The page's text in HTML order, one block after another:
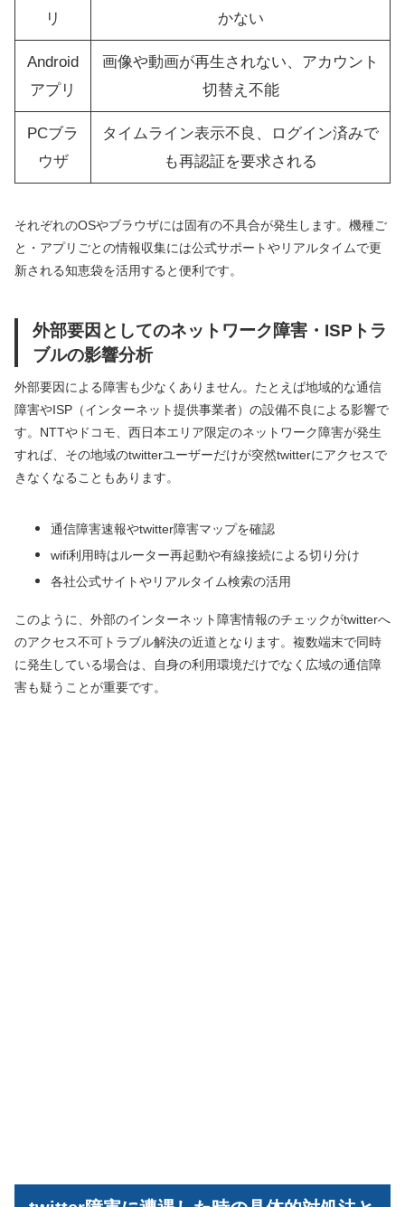
リ
かない
Android
アプリ
画像や動画が再生されない、アカウント
切替え不能
PCブラ
ウザ
タイムライン表示不良、ログイン済みで
も再認証を要求される
それぞれのOSやブラウザには固有の不具合が発生します。機種ご
と・アプリごとの情報収集には公式サポートやリアルタイムで更
新される知恵袋を活用すると便利です。
外部要因としてのネットワーク障害・ISPトラ
ブルの影響分析
外部要因による障害も少なくありません。たとえば地域的な通信
障害やISP（インターネット提供事業者）の設備不良による影響で
す。NTTやドコモ、西日本エリア限定のネットワーク障害が発生
すれば、その地域のtwitterユーザーだけが突然twitterにアクセスで
きなくなることもあります。
通信障害速報やtwitter障害マップを確認
wifi利用時はルーター再起動や有線接続による切り分け
各社公式サイトやリアルタイム検索の活用
このように、外部のインターネット障害情報のチェックがtwitterへ
のアクセス不可トラブル解決の近道となります。複数端末で同時
に発生している場合は、自身の利用環境だけでなく広域の通信障
害も疑うことが重要です。